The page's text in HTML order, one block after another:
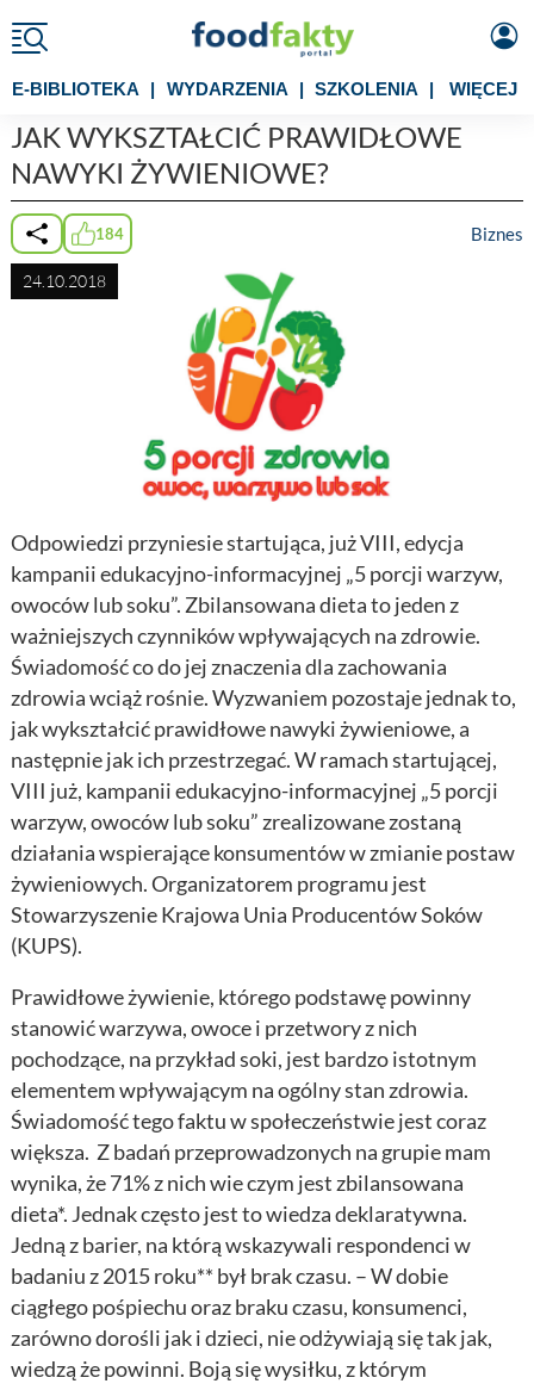
E-BIBLIOTEKA | WYDARZENIA | SZKOLENIA | WIĘCEJ
JAK WYKSZTAŁCIĆ PRAWIDŁOWE
NAWYKI ŻYWIENIOWE?
184 Biznes
24.10.2018
Odpowiedzi przyniesie startująca, już VIII, edycja
kampanii edukacyjno-informacyjnej „5 porcji warzyw,
owoców lub soku”. Zbilansowana dieta to jeden z
ważniejszych czynników wpływających na zdrowie.
Świadomość co do jej znaczenia dla zachowania
zdrowia wciąż rośnie. Wyzwaniem pozostaje jednak to,
jak wykształcić prawidłowe nawyki żywieniowe, a
następnie jak ich przestrzegać. W ramach startującej,
VIII już, kampanii edukacyjno-informacyjnej „5 porcji
warzyw, owoców lub soku” zrealizowane zostaną
działania wspierające konsumentów w zmianie postaw
żywieniowych. Organizatorem programu jest
Stowarzyszenie Krajowa Unia Producentów Soków
(KUPS).
Prawidłowe żywienie, którego podstawę powinny
stanowić warzywa, owoce i przetwory z nich
pochodzące, na przykład soki, jest bardzo istotnym
elementem wpływającym na ogólny stan zdrowia.
Świadomość tego faktu w społeczeństwie jest coraz
większa. Z badań przeprowadzonych na grupie mam
wynika, że 71% z nich wie czym jest zbilansowana
dieta*. Jednak często jest to wiedza deklaratywna.
Jedną z barier, na którą wskazywali respondenci w
badaniu z 2015 roku** był brak czasu. – W dobie
ciągłego pośpiechu oraz braku czasu, konsumenci,
zarówno dorośli jak i dzieci, nie odżywiają się tak jak,
wiedzą że powinni. Boją się wysiłku, z którym